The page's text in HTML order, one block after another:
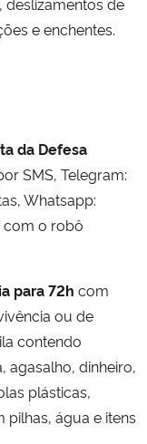
e enchentes.
da Defesa
SMS, Telegram:
Whatsapp:
com o robô
para 72h com
ou de
contendo
agasalho, dinheiro,
plásticas,
água e itens